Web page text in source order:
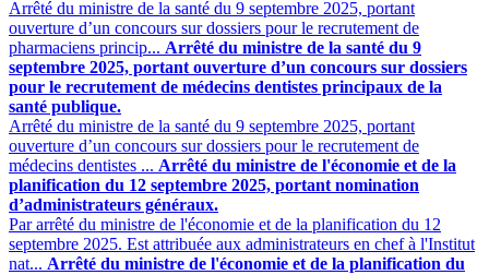
Arrêté du ministre de la santé du 9 septembre 2025, portant
ouverture d’un concours sur dossiers pour le recrutement de
pharmaciens princip... Arrêté du ministre de la santé du 9
septembre 2025, portant ouverture d’un concours sur dossiers
pour le recrutement de médecins dentistes principaux de la
santé publique.
Arrêté du ministre de la santé du 9 septembre 2025, portant
ouverture d’un concours sur dossiers pour le recrutement de
médecins dentistes ... Arrêté du ministre de l'économie et de la
planification du 12 septembre 2025, portant nomination
d’administrateurs généraux.
Par arrêté du ministre de l'économie et de la planification du 12
septembre 2025. Est attribuée aux administrateurs en chef à l'Institut
nat... Arrêté du ministre de l'économie et de la planification du